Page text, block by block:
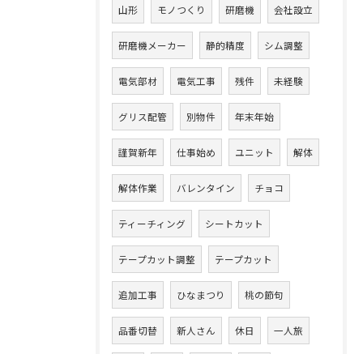
山形 モノつくり 研磨機 会社設立
研磨機メーカー 静的精度 シム調整
電気部材 電気工事 残件 未経験
グリス配管 別物件 年末年始
謹賀新年 仕事始め ユニット 解体
解体作業 バレンタイン チョコ
ティーチィング シートカット
テープカット調整 テープカット
追加工事 ひなまつり 桃の節句
品番切替 新人さん 休日 一人旅